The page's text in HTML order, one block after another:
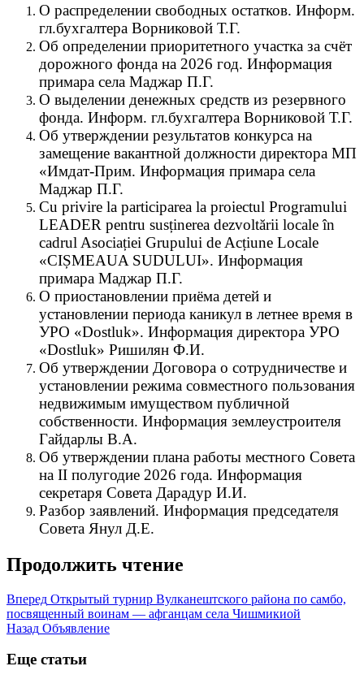
О распределении свободных остатков. Информ.
гл.бухгалтера Ворниковой Т.Г.
Об определении приоритетного участка за счёт
дорожного фонда на 2026 год. Информация
примара села Маджар П.Г.
О выделении денежных средств из резервного
фонда. Информ. гл.бухгалтера Ворниковой Т.Г.
Об утверждении результатов конкурса на
замещение вакантной должности директора МП
«Имдат-Прим. Информация примара села
Маджар П.Г.
Cu privire la participarea la proiectul Programului
LEADER pentru susținerea dezvoltării locale în
cadrul Asociației Grupului de Acțiune Locale
«CIȘMEAUA SUDULUI». Информация
примара Маджар П.Г.
О приостановлении приёма детей и
установлении периода каникул в летнее время в
УРО «Dostluk». Информация директора УРО
«Dostluk» Ришилян Ф.И.
Об утверждении Договора о сотрудничестве и
установлении режима совместного пользования
недвижимым имуществом публичной
собственности. Информация землеустроителя
Гайдарлы В.А.
Об утверждении плана работы местного Совета
на II полугодие 2026 года. Информация
секретаря Совета Дарадур И.И.
Разбор заявлений. Информация председателя
Совета Янул Д.Е.
Продолжить чтение
Вперед Открытый турнир Вулканештского района по самбо,
посвященный воинам — афганцам села Чишмикиой
Назад Объявление
Еще статьи